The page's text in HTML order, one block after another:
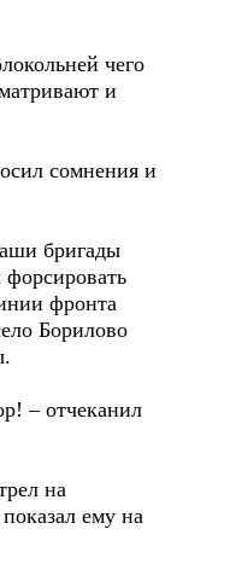
чего
и
сомнения и
бригады
фронта
Борилово
– отчеканил
на
ему на